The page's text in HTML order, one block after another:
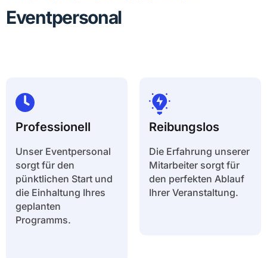
Eventpersonal
Professionell
Unser Eventpersonal
sorgt für den
pünktlichen Start und
die Einhaltung Ihres
geplanten
Programms.
Reibungslos
Die Erfahrung unserer
Mitarbeiter sorgt für
den perfekten Ablauf
Ihrer Veranstaltung.